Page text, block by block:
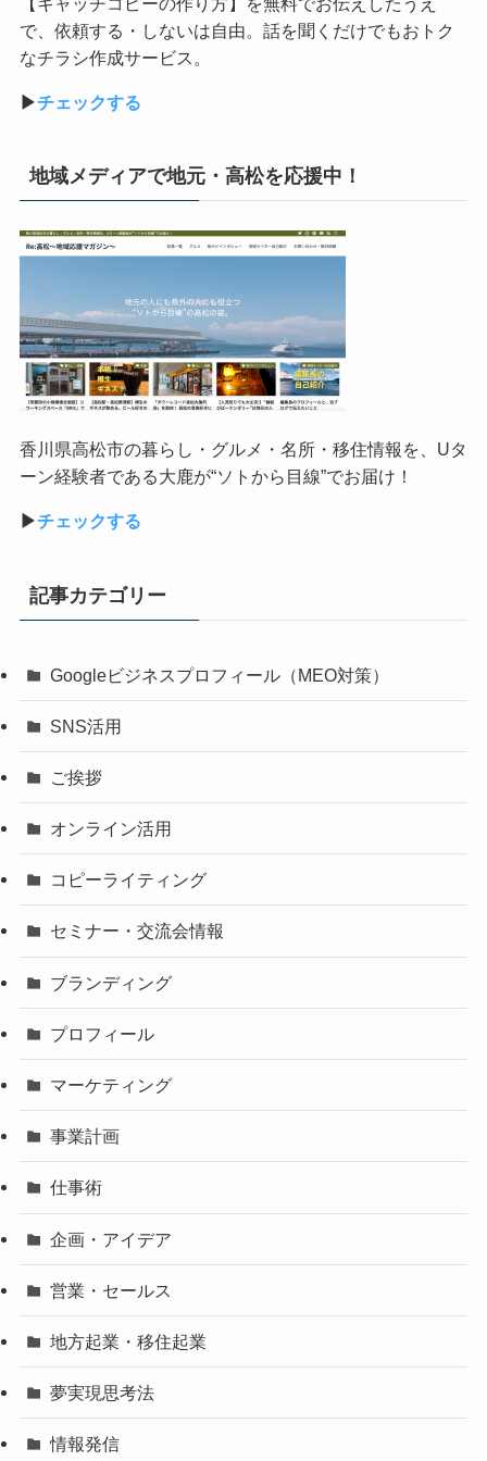
で、依頼する・しないは自由。話を聞くだけでもおトク
なチラシ作成サービス。
▶︎チェックする
地域メディアで地元・高松を応援中！
香川県高松市の暮らし・グルメ・名所・移住情報を、 Uタ
ーン経験者である大鹿が“ソトから目線”でお届け！
▶︎チェックする
記事カテゴリー
Googleビジネスプロフィール（MEO対策）
SNS活用
ご挨拶
オンライン活用
コピーライティング
セミナー・交流会情報
ブランディング
プロフィール
マーケティング
事業計画
仕事術
企画・アイデア
営業・セールス
地方起業・移住起業
夢実現思考法
情報発信